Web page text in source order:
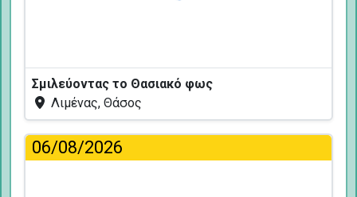
Σμιλεύοντας το Θασιακό φως
Λιμένας, Θάσος
06/08/2026